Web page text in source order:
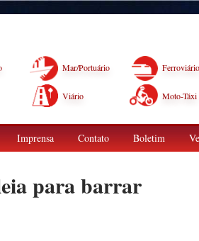
Mar/Portuário Ferroviário
Viário Moto-Táxi
Imprensa Contato Boletim
para barrar